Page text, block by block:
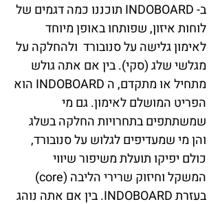
ב- INDOBOARD תוכננו כמה דגמים של
לוחות איזון, שפותחו באופן מיוחד
לאימון גלישה על סנובורד ולהחלקה על
מגלשי שלג (סקי). בין אם אתה גולש
מתחיל או מתקדם, ה INDOBOARD הוא
הפריט המושלם לאימון. גם מי
שמשתתפים בתחרויות החלקה בשלג
והן מי שמעדיפים לגלוש על סנובורד,
כולם יפיקו תועלת משיפור שיווי
המשקל וחיזוק שרירי הליבה (core)
בעזרת INDOBOARD. בין אם אתה נוהג